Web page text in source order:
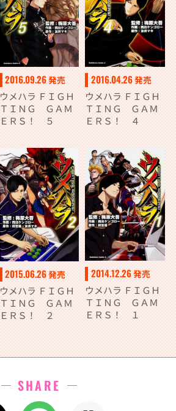
2016.09.26発売
ウメハラ ＦＩＧＨ
ＴＩＮＧ ＧＡＭ
ＥＲＳ！ ５
2016.04.26発売
ウメハラ ＦＩＧＨ
ＴＩＮＧ ＧＡＭ
ＥＲＳ！ ４
2015.06.26発売
ウメハラ ＦＩＧＨ
ＴＩＮＧ ＧＡＭ
ＥＲＳ！ ２
2014.12.26発売
ウメハラ ＦＩＧＨ
ＴＩＮＧ ＧＡＭ
ＥＲＳ！ １
SHARE